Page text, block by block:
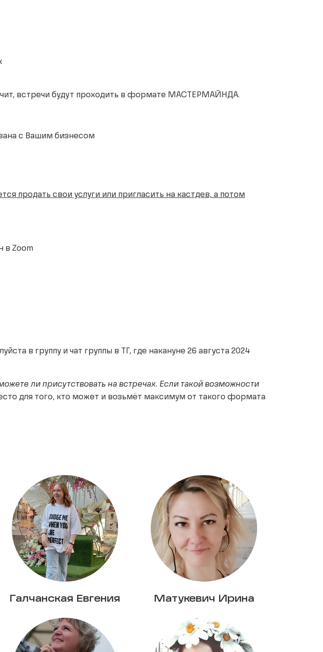
встречи будут проходить в формате МАСТЕРМАЙНДА.
с Вашим бизнесом
продать свои услуги или пригласить на кастдев, а потом
в Zoom
в группу и чат группы в ТГ, где накануне 26 августа 2024
ли присутствовать на встречах. Если такой возможности
для того, кто может и возьмёт максимум от такого формата
Галчанская Евгения Матукевич Ирина